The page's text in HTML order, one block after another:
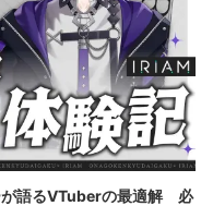
が語るVTuberの最適解 必